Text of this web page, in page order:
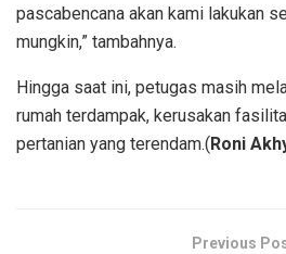
pascabencana akan kami lakukan
mungkin,” tambahnya.
Hingga saat ini, petugas masih
rumah terdampak, kerusakan
pertanian yang terendam.( Roni
Previous